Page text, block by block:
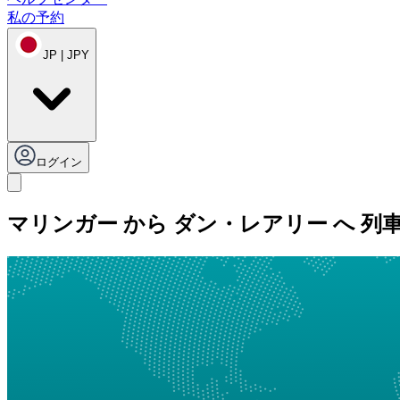
私の予約
JP | JPY
ログイン
マリンガー から ダン・レアリー へ 列